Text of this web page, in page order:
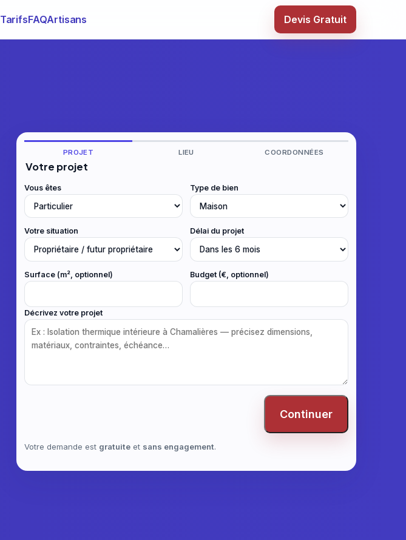
TarifsFAQArtisans Devis Gratuit
PROJET LIEU COORDONNÉES
Votre projet
Vous êtes Type de bien
Votre situation Délai du projet
Surface (m², optionnel) Budget (€, optionnel)
Décrivez votre projet
Continuer
Votre demande est gratuite et sans engagement.